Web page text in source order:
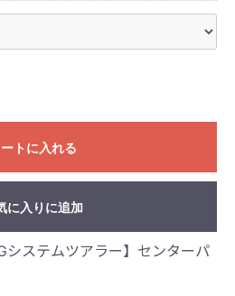
トに入れる
に入りに追加
ステムツアラー】センターパ